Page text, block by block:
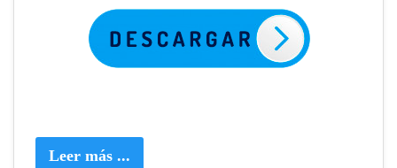
Leer más ...